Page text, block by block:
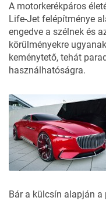
A motorkerékpáros
Life-Jet felépítménye
engedve a szélnek és
körülményekre
keménytető, tehát
használhatóságra.
Bár a külcsín alapján